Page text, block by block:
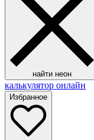
найти неон
калькулятор онлайн
Избранное